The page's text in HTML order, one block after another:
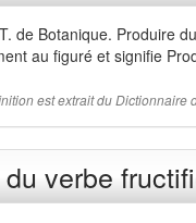
T. de Botanique. Produire
au figuré et signifie
est extrait du
verbe